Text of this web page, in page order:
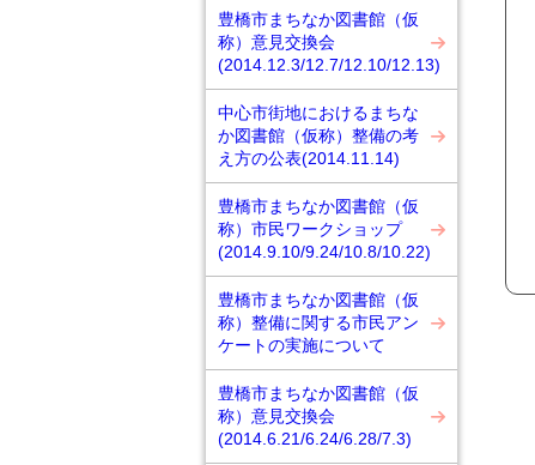
豊橋市まちなか図書館（仮
称）意見交換会
(2014.12.3/12.7/12.10/12.13)
中心市街地におけるまちな
か図書館（仮称）整備の考
え方の公表(2014.11.14)
豊橋市まちなか図書館（仮
称）市民ワークショップ
(2014.9.10/9.24/10.8/10.22)
豊橋市まちなか図書館（仮
称）整備に関する市民アン
ケートの実施について
豊橋市まちなか図書館（仮
称）意見交換会
(2014.6.21/6.24/6.28/7.3)